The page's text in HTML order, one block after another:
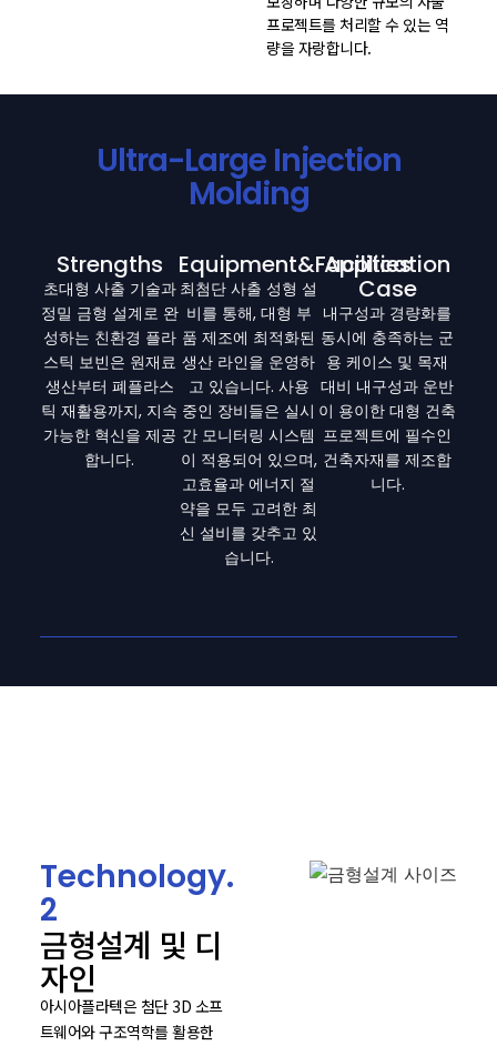
프로젝트를 처리할 수 있는 역
량을 자랑합니다.
Ultra-Large Injection
Molding
Strengths
초대형 사출 기술과
정밀 금형 설계로 완
성하는 친환경 플라
스틱 보빈은 원재료
생산부터 폐플라스
틱 재활용까지, 지속
가능한 혁신을 제공
합니다.
Equipment&Facilities
최첨단 사출 성형 설
비를 통해, 대형 부
품 제조에 최적화된
생산 라인을 운영하
고 있습니다. 사용
중인 장비들은 실시
간 모니터링 시스템
이 적용되어 있으며,
고효율과 에너지 절
약을 모두 고려한 최
신 설비를 갖추고 있
습니다.
Application
Case
내구성과 경량화를
동시에 충족하는 군
용 케이스 및 목재
대비 내구성과 운반
이 용이한 대형 건축
프로젝트에 필수인
건축자재를 제조합
니다.
Technology.
2
금형설계 및 디
자인
아시아플라텍은 첨단 3D 소프
트웨어와 구조역학를 활용한